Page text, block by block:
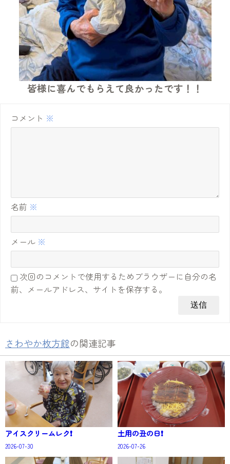
皆様に喜んでもらえて良かったです！！
コメント ※
名前 ※
メール ※
次回のコメントで使用するためブラウザーに自分の名
前、メールアドレス、サイトを保存する。
さわやか枚方館の関連記事
アイスクリームレク❗
2026-07-30
土用の丑の日❗
2026-07-26